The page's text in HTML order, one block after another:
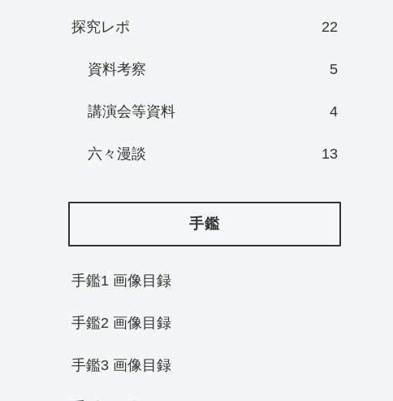
探究レポ 22
資料考察 5
講演会等資料 4
六々漫談 13
手鑑
手鑑1 画像目録
手鑑2 画像目録
手鑑3 画像目録